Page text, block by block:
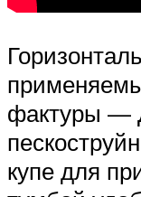
фактуры —
купе для